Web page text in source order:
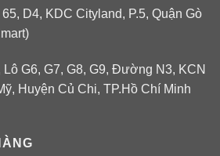
D4, KDC Cityland, P.5, Quận Gò
G6, G7, G8, G9, Đường N3, KCN
Huyện Củ Chi, TP.Hồ Chí Minh